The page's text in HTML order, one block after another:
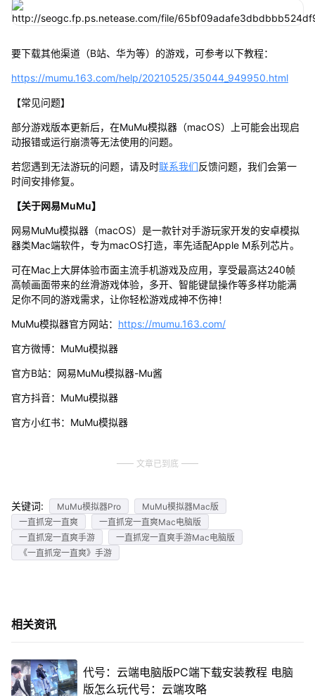
要下载其他渠道（B站、华为等）的游戏，可参考以下教程：
https://mumu.163.com/help/20210525/35044_949950.html
【常见问题】
部分游戏版本更新后，在MuMu模拟器（macOS）上可能会出现启
动报错或运行崩溃等无法使用的问题。
若您遇到无法游玩的问题，请及时联系我们反馈问题，我们会第一
时间安排修复。
【关于网易MuMu】
网易MuMu模拟器（macOS）是一款针对手游玩家开发的安卓模拟
器类Mac端软件，专为macOS打造，率先适配Apple M系列芯片。
可在Mac上大屏体验市面主流手机游戏及应用，享受最高达240帧
高帧画面带来的丝滑游戏体验，多开、智能键鼠操作等多样功能满
足你不同的游戏需求，让你轻松游戏成神不伤神！
MuMu模拟器官方网站： https://mumu.163.com/
官方微博：MuMu模拟器
官方B站：网易MuMu模拟器-Mu酱
官方抖音：MuMu模拟器
官方小红书：MuMu模拟器
文章已到底
关键词: MuMu模拟器Pro
MuMu模拟器Mac版
一直抓宠一直爽
一直抓宠一直爽Mac电脑版
一直抓宠一直爽手游
一直抓宠一直爽手游Mac电脑版
《一直抓宠一直爽》手游
相关资讯
代号：云端电脑版PC端下载安装教程 电脑
版怎么玩代号：云端攻略